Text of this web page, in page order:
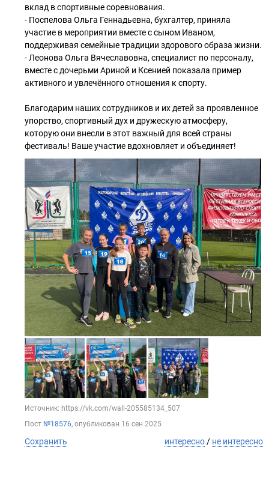
вклад в спортивные соревнования.
- Поспелова Ольга Геннадьевна, бухгалтер, приняла
участие в мероприятии вместе с сыном Иваном,
поддерживая семейные традиции здорового образа жизни.
- Леонова Ольга Вячеславовна, специалист по персоналу,
вместе с дочерьми Ариной и Ксенией показала пример
активного и увлечённого отношения к спорту.
Благодарим наших сотрудников и их детей за проявленное
упорство, спортивный дух и дружескую атмосферу,
которую они внесли в этот важный для всей страны
фестиваль! Ваше участие вдохновляет и объединяет!
Источник: https://vk.com/wall-205585134_507
Пост №18576, опубликован 16 сен 2025
Сохранить интересно / не интересно